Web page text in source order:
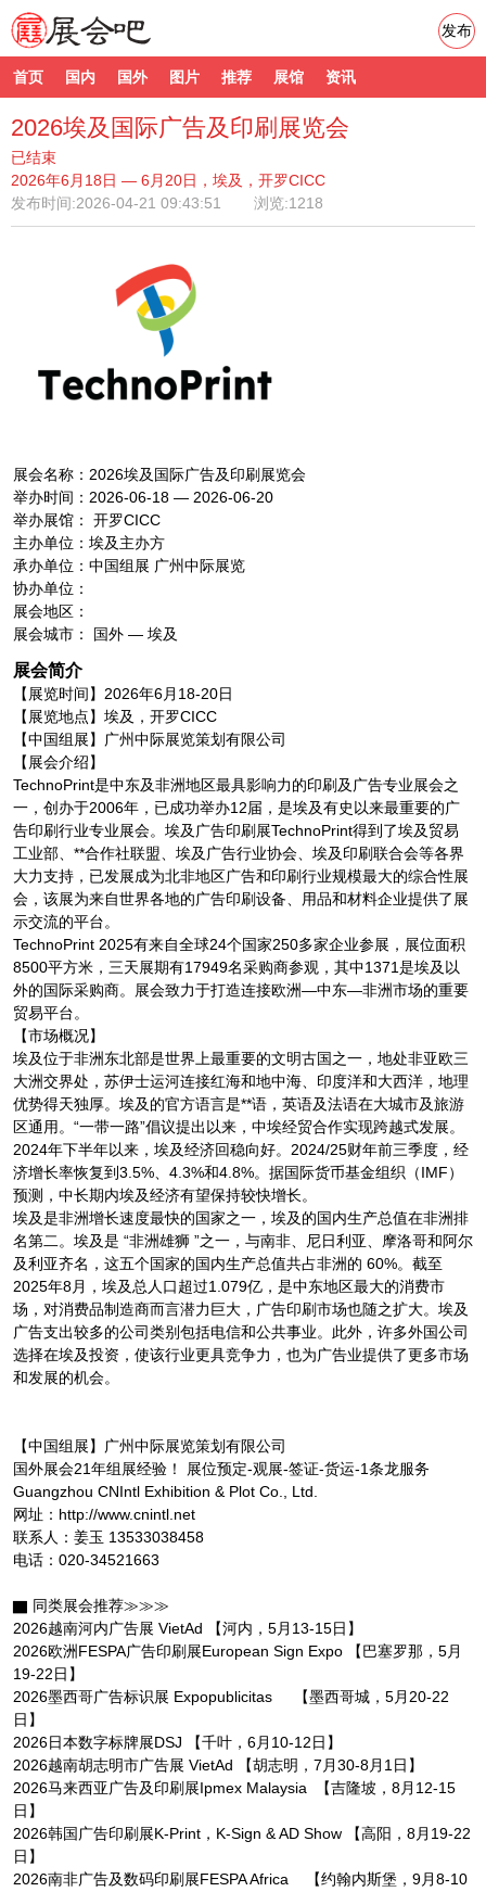
首页 国内 国外 图片 推荐 展馆 资讯
发布
2026埃及国际广告及印刷展览会
已结束
2026年6月18日 — 6月20日，埃及，开罗CICC
发布时间:2026-04-21 09:43:51 浏览:1218
展会名称：2026埃及国际广告及印刷展览会
举办时间：2026-06-18 — 2026-06-20
举办展馆： 开罗CICC
主办单位：埃及主办方
承办单位：中国组展 广州中际展览
协办单位：
展会地区：
展会城市： 国外 — 埃及
展会简介
【展览时间】2026年6月18-20日
【展览地点】埃及，开罗CICC
【中国组展】广州中际展览策划有限公司
【展会介绍】
TechnoPrint是中东及非洲地区最具影响力的印刷及广告专业展会之
一，创办于2006年，已成功举办12届，是埃及有史以来最重要的广
告印刷行业专业展会。埃及广告印刷展TechnoPrint得到了埃及贸易
工业部、**合作社联盟、埃及广告行业协会、埃及印刷联合会等各界
大力支持，已发展成为北非地区广告和印刷行业规模最大的综合性展
会，该展为来自世界各地的广告印刷设备、用品和材料企业提供了展
示交流的平台。
TechnoPrint 2025有来自全球24个国家250多家企业参展，展位面积
8500平方米，三天展期有17949名采购商参观，其中1371是埃及以
外的国际采购商。展会致力于打造连接欧洲—中东—非洲市场的重要
贸易平台。
【市场概况】
埃及位于非洲东北部是世界上最重要的文明古国之一，地处非亚欧三
大洲交界处，苏伊士运河连接红海和地中海、印度洋和大西洋，地理
优势得天独厚。埃及的官方语言是**语，英语及法语在大城市及旅游
区通用。“一带一路”倡议提出以来，中埃经贸合作实现跨越式发展。
2024年下半年以来，埃及经济回稳向好。2024/25财年前三季度，经
济增长率恢复到3.5%、4.3%和4.8%。据国际货币基金组织（IMF）
预测，中长期内埃及经济有望保持较快增长。
埃及是非洲增长速度最快的国家之一，埃及的国内生产总值在非洲排
名第二。埃及是 “非洲雄狮 ”之一，与南非、尼日利亚、摩洛哥和阿尔
及利亚齐名，这五个国家的国内生产总值共占非洲的 60%。截至
2025年8月，埃及总人口超过1.079亿，是中东地区最大的消费市
场，对消费品制造商而言潜力巨大，广告印刷市场也随之扩大。埃及
广告支出较多的公司类别包括电信和公共事业。此外，许多外国公司
选择在埃及投资，使该行业更具竞争力，也为广告业提供了更多市场
和发展的机会。
【中国组展】广州中际展览策划有限公司
国外展会21年组展经验！ 展位预定-观展-签证-货运-1条龙服务
Guangzhou CNIntl Exhibition & Plot Co., Ltd.
网址：http://www.cnintl.net
联系人：姜玉 13533038458
电话：020-34521663
▇ 同类展会推荐≫≫≫
2026越南河内广告展 VietAd 【河内，5月13-15日】
2026欧洲FESPA广告印刷展European Sign Expo 【巴塞罗那，5月
19-22日】
2026墨西哥广告标识展 Expopublicitas 【墨西哥城，5月20-22
日】
2026日本数字标牌展DSJ 【千叶，6月10-12日】
2026越南胡志明市广告展 VietAd 【胡志明，7月30-8月1日】
2026马来西亚广告及印刷展Ipmex Malaysia 【吉隆坡，8月12-15
日】
2026韩国广告印刷展K-Print，K-Sign & AD Show 【高阳，8月19-22
日】
2026南非广告及数码印刷展FESPA Africa 【约翰内斯堡，9月8-10